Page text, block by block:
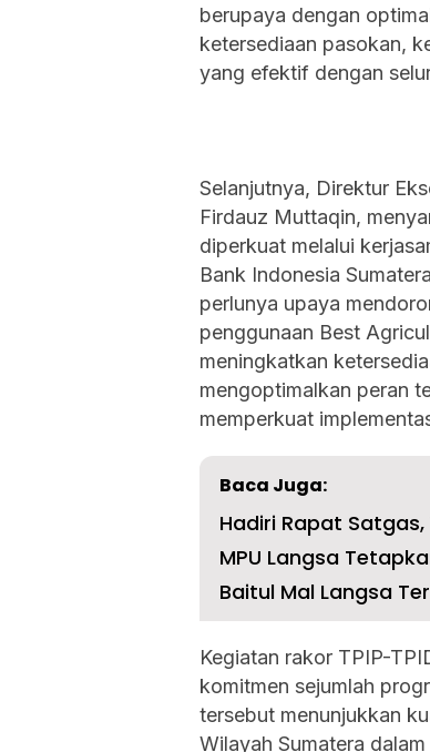
berupaya dengan
ketersediaan pasokan,
yang efektif dengan
Selanjutnya, Direktur
Firdauz Muttaqin,
diperkuat melalui
Bank Indonesia
perlunya upaya
penggunaan Best
meningkatkan
mengoptimalkan peran
memperkuat
Baca Juga:
Hadiri Rapat
MPU Langsa
Baitul Mal Langsa
Kegiatan rakor TPIP-
komitmen sejumlah
tersebut menunjukkan
Wilayah Sumatera